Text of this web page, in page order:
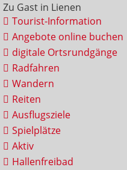
Zu Gast in Lienen
Tourist-Information
Angebote online buchen
digitale Ortsrundgänge
Radfahren
Wandern
Reiten
Ausflugsziele
Spielplätze
Aktiv
Hallenfreibad